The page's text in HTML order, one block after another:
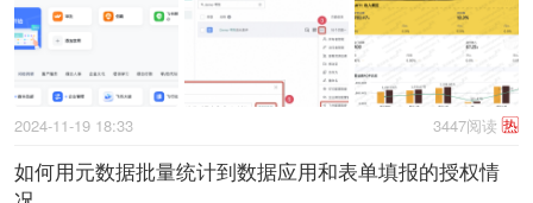
热
3447阅读
2024-11-19 18:33
如何用元数据批量统计到数据应用和表单填报的授权情